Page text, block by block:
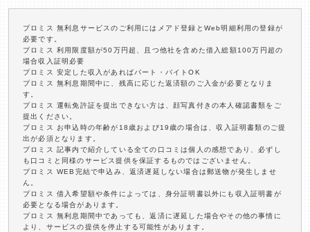
プロミス 無利息サービスのご利用にはメアド登録とWeb明細利用の登録が
必要です。
プロミス 利用限度額が50万円超、且つ他社を含めた借入総額100万円超の
場合収入証明必要
プロミス 安定した収入があればパート・バイトOK
プロミス 無利息期間中に、残高に応じた返済額のご入金が必要となりま
す。
プロミス 運転免許証を提出できない方は、顔写真付きの本人確認書類をご
提出ください。
プロミス お申込時の年齢が18歳および19歳の場合は、収入証明書類のご提
出が必須となります。
プロミス 記事内で紹介している全ての口コミは個人の感想であり、必ずし
も口コミと同様のサービス提供を保証するものではございません。
プロミス WEB完結で申込み、返済遅延しない場合は郵送物が発生しませ
ん。
プロミス 借入希望額や条件によっては、身分証明書以外にも収入証明書が
必要となる場合があります。
プロミス 無利息期間中であっても、返済に遅延した場合やその他の事情に
より、サービスの提供を停止する可能性があります。